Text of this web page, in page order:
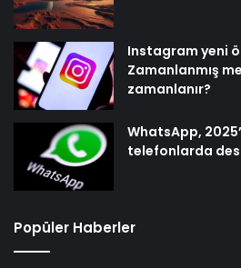
Instagram yeni
Zamanlanmış
zamanlanır?
WhatsApp,
telefonlarda
Popüler Haberler